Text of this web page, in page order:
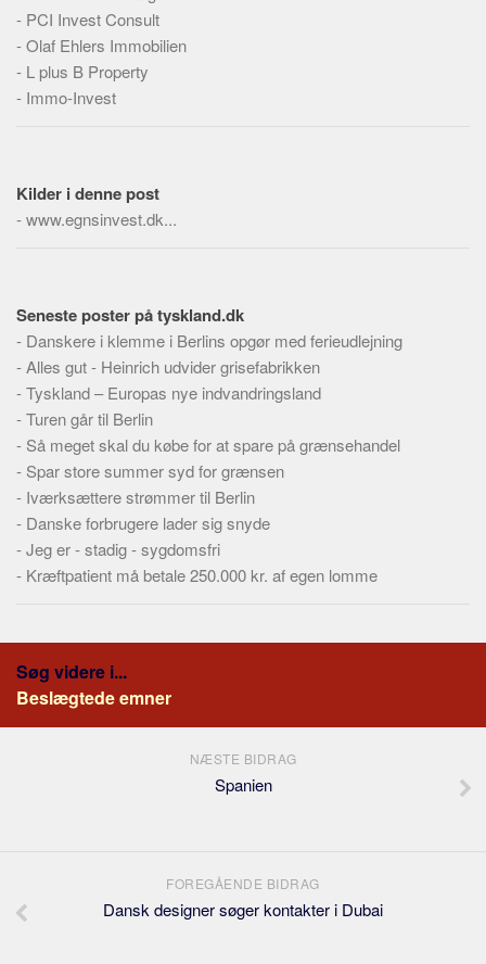
Meta
Dokumenttyper
Emner
Steder
Webstedet
Forhistorien
Redigering
Tekstannoncer
Bannere
Hjælp
- PCI Invest Consult
-Olaf Ehlers Immobilien
- L plus B Property
- Immo-Invest
Kilder i denne post
-www.egnsinvest.dk...
Seneste poster på tyskland.dk
- Danskere i klemme i Berlins opgør med ferieudlejning
-Alles gut - Heinrich udvider grisefabrikken
-Tyskland – Europas nye indvandringsland
-Turen går til Berlin
- Så meget skal du købe for at spare på grænsehandel
- Spar store summer syd for grænsen
- Iværksættere strømmer til Berlin
- Danske forbrugere lader sig snyde
-Jeg er - stadig - sygdomsfri
- Kræftpatient må betale 250.000 kr. af egen lomme
Søg videre i...
Beslægtede emner
NÆSTE BIDRAG
Spanien
FOREGÅENDE BIDRAG
Dansk designer søger kontakter i Dubai